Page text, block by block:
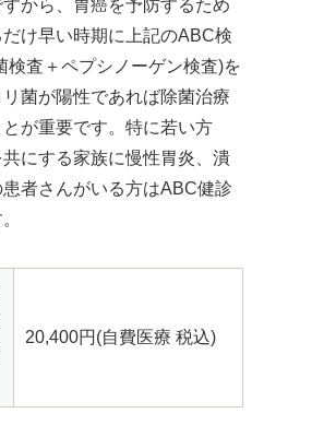
から、胃癌を予防するため
け早い時期に上記のABC検
検査＋ペプシノーゲン検査)を
リ菌が陽性であれば除菌治療
とが重要です。特に若い方
にする家族に慢性胃炎、潰
者さんがいる方はABC健診
20,400円(自費医療 税込)